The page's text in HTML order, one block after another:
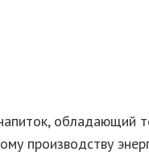
обладающий
производству